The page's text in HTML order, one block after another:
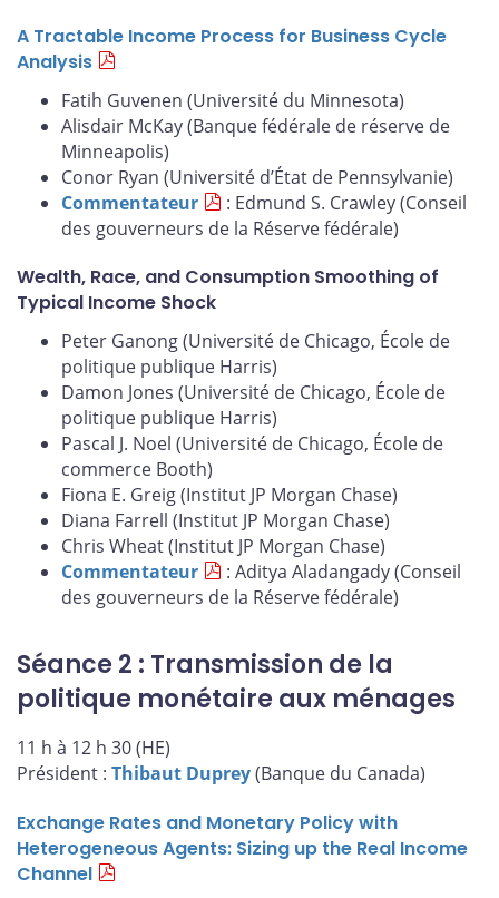
A Tractable Income Process for Business Cycle
Analysis
Fatih Guvenen (Université du Minnesota)
Alisdair McKay (Banque fédérale de réserve de
Minneapolis)
Conor Ryan (Université d’État de Pennsylvanie)
Commentateur
: Edmund S. Crawley (Conseil
des gouverneurs de la Réserve fédérale)
Wealth, Race, and Consumption Smoothing of
Typical Income Shock
Peter Ganong (Université de Chicago, École de
politique publique Harris)
Damon Jones (Université de Chicago, École de
politique publique Harris)
Pascal J. Noel (Université de Chicago, École de
commerce Booth)
Fiona E. Greig (Institut JP Morgan Chase)
Diana Farrell (Institut JP Morgan Chase)
Chris Wheat (Institut JP Morgan Chase)
Commentateur
: Aditya Aladangady (Conseil
des gouverneurs de la Réserve fédérale)
Séance 2 : Transmission de la
politique monétaire aux ménages
11 h à 12 h 30 (HE)
Président : Thibaut Duprey(Banque du Canada)
Exchange Rates and Monetary Policy with
Heterogeneous Agents: Sizing up the Real Income
Channel